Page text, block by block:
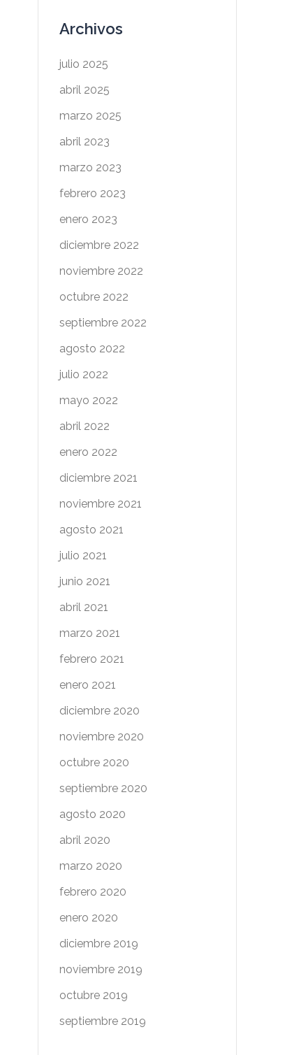
Archivos
julio 2025
abril 2025
marzo 2025
abril 2023
marzo 2023
febrero 2023
enero 2023
diciembre 2022
noviembre 2022
octubre 2022
septiembre 2022
agosto 2022
julio 2022
mayo 2022
abril 2022
enero 2022
diciembre 2021
noviembre 2021
agosto 2021
julio 2021
junio 2021
abril 2021
marzo 2021
febrero 2021
enero 2021
diciembre 2020
noviembre 2020
octubre 2020
septiembre 2020
agosto 2020
abril 2020
marzo 2020
febrero 2020
enero 2020
diciembre 2019
noviembre 2019
octubre 2019
septiembre 2019